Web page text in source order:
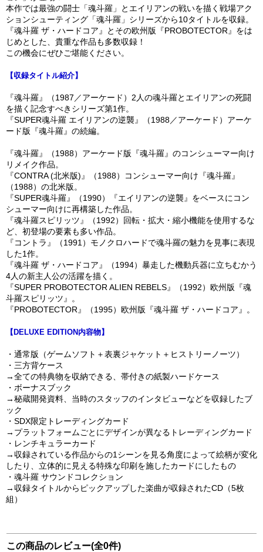
本作では最強の闘士「魂斗羅」とエイリアンの戦いを描く戦場アク
ションシューティング「魂斗羅」シリーズから10タイトルを収録。
『魂斗羅 ザ・ハードコア』とその欧州版『PROBOTECTOR』をは
じめとした、貴重な作品も多数収録！
この機会にぜひご堪能ください。
【収録タイトル紹介】
『魂斗羅』（1987／アーケード）2人の魂斗羅とエイリアンの死闘
を描く記念すべきシリーズ第1作。
『SUPER魂斗羅 エイリアンの逆襲』（1988／アーケード）アーケ
ード版『魂斗羅』の続編。
『魂斗羅』（1988）アーケード版『魂斗羅』のコンシューマー向け
リメイク作品。
『CONTRA (北米版)』（1988）コンシューマー向け『魂斗羅』
（1988）の北米版。
『SUPER魂斗羅』（1990）『エイリアンの逆襲』をベースにコン
シューマー向けに再構築した作品。
『魂斗羅スピリッツ』（1992）回転・拡大・縮小機能を使用するな
ど、初登場の要素も多い作品。
『コントラ』（1991）モノクロハードで魂斗羅の魅力を見事に表現
した1作。
『魂斗羅 ザ・ハードコア』（1994）暴走した機動兵器に立ちむかう
4人の新主人公の活躍を描く。
『SUPER PROBOTECTOR ALIEN REBELS』（1992）欧州版『魂
斗羅スピリッツ』。
『PROBOTECTOR』（1995）欧州版『魂斗羅 ザ・ハードコア』。
【DELUXE EDITION内容物】
・通常版（ゲームソフト＋表裏ジャケット＋ヒストリーノーツ）
・三方背ケース
→全ての特典物を収納できる、帯付きの紙製ハードケース
・ボーナスブック
→秘蔵開発資料、当時のスタッフのインタビューなどを収録したブ
ック
・SDX限定トレーディングカード
→プラットフォームごとにデザインが異なるトレーディングカード
・レンチキュラーカード
→収録されている作品からの1シーンを見る角度によって絵柄が変化
したり、立体的に見える特殊な印刷を施したカードにしたもの
・魂斗羅 サウンドコレクション
→収録タイトルからピックアップした楽曲が収録されたCD（5枚
組）
この商品のレビュー(全0件)